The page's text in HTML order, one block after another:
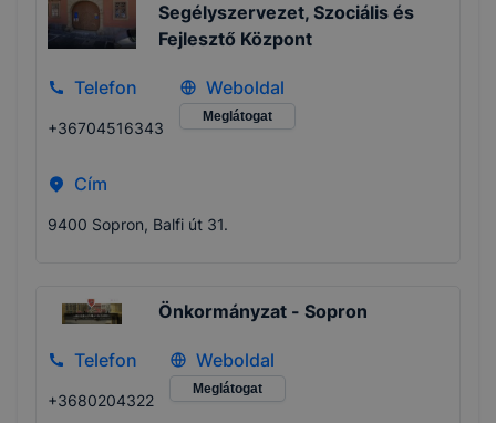
Segélyszervezet, Szociális és
Fejlesztő Központ
Telefon
+36704516343
Weboldal
Meglátogat
Cím
9400 Sopron, Balfi út 31.
Önkormányzat - Sopron
Telefon
+3680204322
Weboldal
Meglátogat